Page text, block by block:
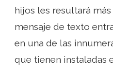
hijos les resultará
mensaje de texto
en una de las
que tienen instaladas